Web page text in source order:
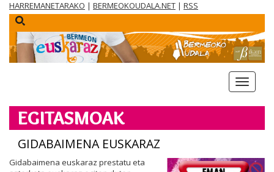
HARREMANETARAKO | BERMEOKOUDALA.NET | RSS
menua
EGITASMOAK
GIDABAIMENA EUSKARAZ
Gidabaimena euskaraz prestatu eta